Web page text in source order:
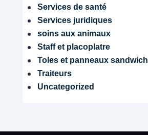
Services de santé
Services juridiques
soins aux animaux
Staff et placoplatre
Toles et panneaux sandwich
Traiteurs
Uncategorized